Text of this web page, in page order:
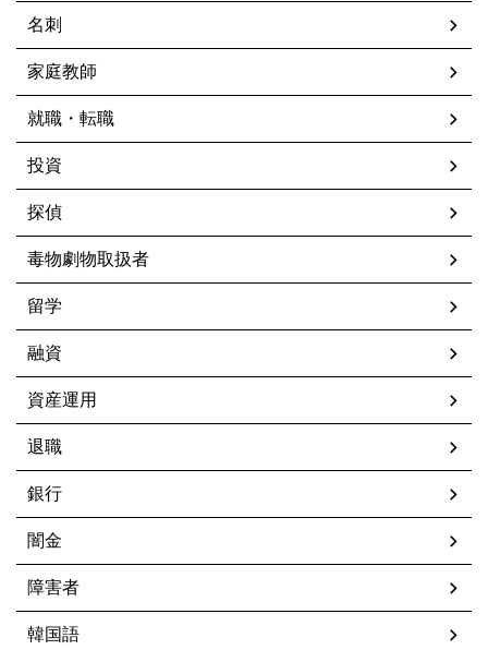
名刺
家庭教師
就職・転職
投資
探偵
毒物劇物取扱者
留学
融資
資産運用
退職
銀行
闇金
障害者
韓国語